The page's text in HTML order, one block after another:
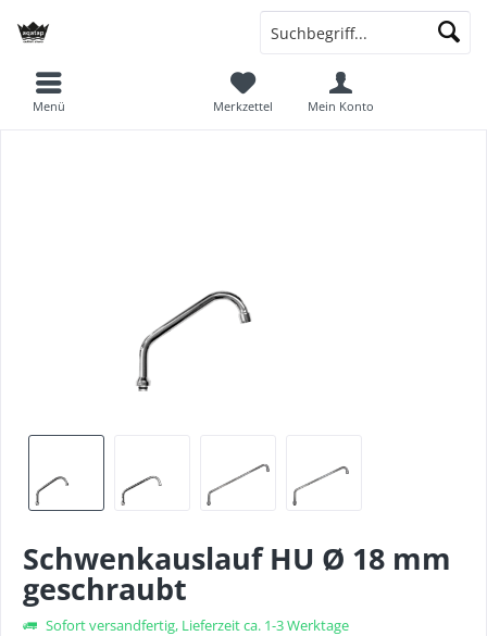
Merkzettel Mein Konto
Menü
Schwenkauslauf HU Ø 18 mm
geschraubt
Sofort versandfertig, Lieferzeit ca. 1-3 Werktage